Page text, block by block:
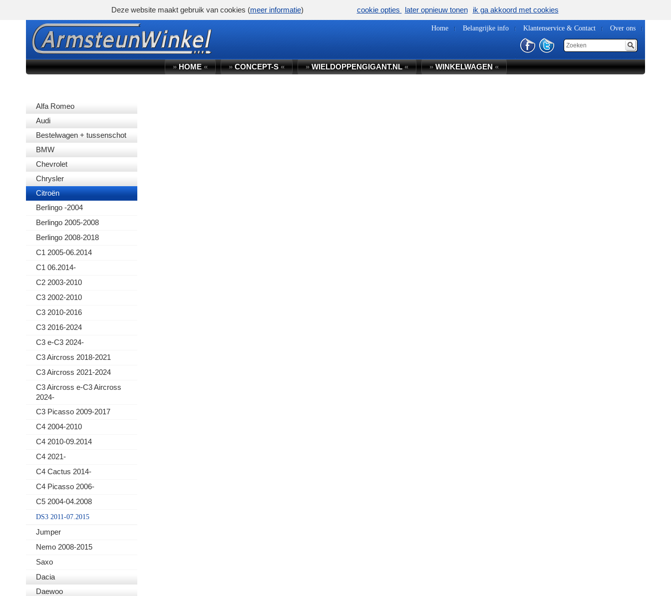
Home Belangrijke info Klantenservice & Contact Over ons
»HOME« »CONCEPT-S« »WIELDOPPENGIGANT.NL« »WINKELWAGEN«
Alfa Romeo
Audi
Bestelwagen + tussenschot
BMW
Chevrolet
Chrysler
Citroën
Berlingo -2004
Berlingo 2005-2008
Berlingo 2008-2018
C1 2005-06.2014
C1 06.2014-
C2 2003-2010
C3 2002-2010
C3 2010-2016
C3 2016-2024
C3 e-C3 2024-
C3 Aircross 2018-2021
C3 Aircross 2021-2024
C3 Aircross e-C3 Aircross
2024-
C3 Picasso 2009-2017
C4 2004-2010
C4 2010-09.2014
C4 2021-
C4 Cactus 2014-
C4 Picasso 2006-
C5 2004-04.2008
DS3 2011-07.2015
Jumper
Nemo 2008-2015
Saxo
Dacia
Daewoo
Deze website maakt gebruik van cookies (meer informatie) cookie opties later opnieuw tonen ik ga akkoord met cookies